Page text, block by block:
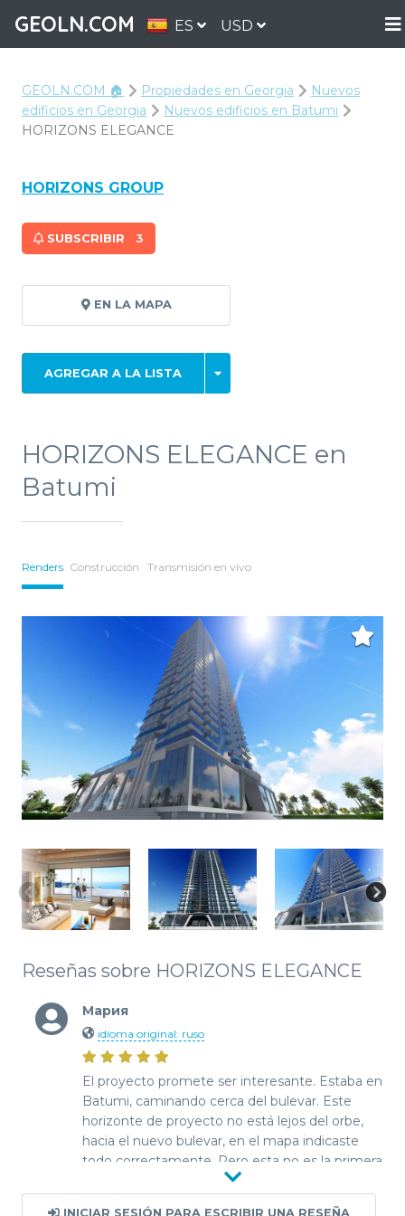
GEOLN.COM ES USD
GEOLN.COM 🏠 Propiedades en Georgia
Nuevos
edificios en Georgia
Nuevos edificios en Batumi
HORIZONS ELEGANCE
HORIZONS GROUP
SUBSCRIBIR 3
EN LA MAPA
AGREGAR A LA LISTA
HORIZONS ELEGANCE en
Batumi
Renders Construcción Transmisión en vivo
Reseñas sobre HORIZONS ELEGANCE
Мария
idioma original: ruso
El proyecto promete ser interesante. Estaba en
Batumi, caminando cerca del bulevar. Este
horizonte de proyecto no está lejos del orbe,
hacia el nuevo bulevar, en el mapa indicaste
todo correctamente. Pero esta no es la primera
línea de Batumi. Es importante entender que lo
INICIAR SESIÓN PARA ESCRIBIR UNA RESEÑA